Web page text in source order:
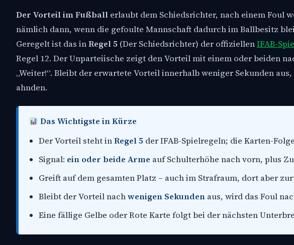
Der Vorteil im Fußball erlaubt dem Schiedsrichter, nach einem Foul
nämlich dann, wenn die gefoulte Mannschaft dadurch im Ballbesitz
Geregelt ist das inRegel 5 (Der Schiedsrichter) der offiziellenIFAB-
Regel 12. Der Unparteiische zeigt den Vorteil mit einem oder beiden
„Weiter!“. Bleibt der erwartete Vorteil innerhalb weniger Sekunden
ahnden.
Das Wichtigste in Kürze
Der Vorteil steht inRegel 5 der IFAB-Spielregeln; die Karten-
Signal: ein oder beide Arme auf Schulterhöhe nach vorn, plus
Greift auf dem gesamten Platz – auch im Strafraum, dort aber
Bleibt der Vorteil nachwenigen Sekunden aus, wird das Foul
Eine fällige Gelbe oder Rote Karte folgt bei der nächsten